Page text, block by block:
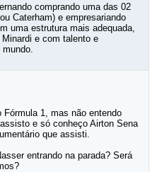
comprando uma das 02
Caterham) e empresariando
uma estrutura mais adequada,
e com talento e
1, mas não entendo
e só conheço Airton Sena
que assisti.
entrando na parada? Será